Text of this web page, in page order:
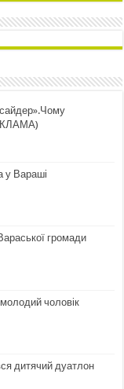
у Вараші
громади
чоловік
дитячий дуатлон